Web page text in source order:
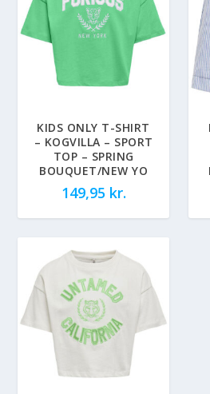
KIDS ONLY T-SHIRT
– KOGVILLA – SPORT
TOP – SPRING
BOUQUET/NEW YO
149,95 kr.